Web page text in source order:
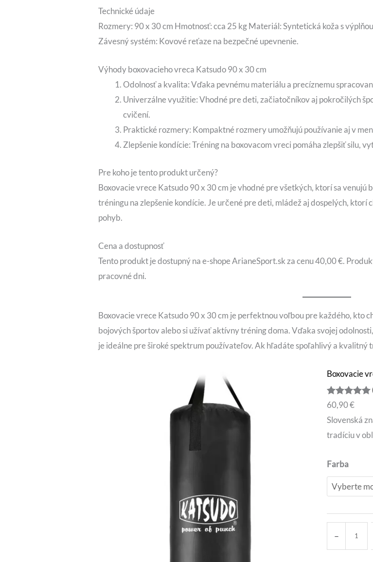
Technické údaje
Rozmery: 90 x 30 cm Hmotnosť: cca 25 kg Materiál: Syntetická koža s
Závesný systém: Kovové reťaze na bezpečné upevnenie.
Výhody boxovacieho vreca Katsudo 90 x 30 cm
Odolnosť a kvalita: Vďaka pevnému materiálu a precíznemu
Univerzálne využitie: Vhodné pre deti, začiatočníkov aj pokročilých
cvičení.
Praktické rozmery: Kompaktné rozmery umožňujú používanie aj v
Zlepšenie kondície: Tréning na boxovacom vreci pomáha zlepšiť silu,
Pre koho je tento produkt určený?
Boxovacie vrece Katsudo 90 x 30 cm je vhodné pre všetkých, ktorí sa
tréningu na zlepšenie kondície. Je určené pre deti, mládež aj dospelých, ktorí
pohyb.
Cena a dostupnosť
Tento produkt je dostupný na e-shope ArianeSport.sk za cenu 40,00 €.
pracovné dni.
Boxovacie vrece Katsudo 90 x 30 cm je perfektnou voľbou pre každého, kto
bojových športov alebo si užívať aktívny tréning doma. Vďaka svojej
je ideálne pre široké spektrum používateľov. Ak hľadáte spoľahlivý a
Boxovacie
Hodnotenie
5.00
z 5
1
60,90€
Slovenská
tradíciu v
Farba
–
A
l
t
r